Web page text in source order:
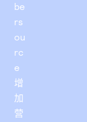
be
rs
ou
rc
e
增
加
营